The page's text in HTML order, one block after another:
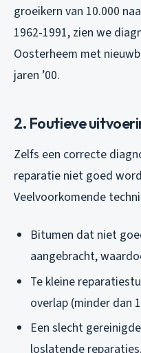
groeikern van 10.000
1962-1991, zien we
Oosterheem met
jaren ’00.
2. Foutieve
Zelfs een correcte
reparatie niet goed
Veelvoorkomende
Bitumen dat niet
aangebracht,
Te kleine
overlap (minder dan
Een slecht
loslatende reparaties.